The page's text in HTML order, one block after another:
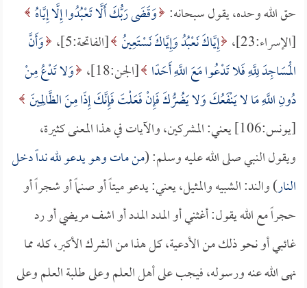
حق الله وحده، يقول سبحانه: وَقَضَى رَبُّكَ أَلَّا تَعْبُدُوا إِلَّا إِيَّاهُ
[الإسراء:23]،
إِيَّاكَ نَعْبُدُ وَإِيَّاكَ نَسْتَعِينُ [الفاتحة:5]،
وَأَنَّ
الْمَسَاجِدَ لِلَّهِ فَلا تَدْعُوا مَعَ اللَّهِ أَحَدًا [الجن:18]،
وَلا تَدْعُ مِنْ
دُونِ اللَّهِ مَا لا يَنْفَعُكَ وَلا يَضُرُّكَ فَإِنْ فَعَلْتَ فَإِنَّكَ إِذًا مِنَ الظَّالِمِينَ
[يونس:106] يعني: المشركين، والآيات في هذا المعنى كثيرة،
ويقول النبي صلى الله عليه وسلم: (من مات وهو يدعو لله نداً دخل
النار) والند: الشبيه والمثيل، يعني: يدعو ميتاً أو صنماً أو شجراً أو
حجراً مع الله يقول: أغثني أو المدد المدد أو اشف مريضي أو رد
غائبي أو نحو ذلك من الأدعية، كل هذا من الشرك الأكبر، كله مما
نهى الله عنه ورسوله، فيجب على أهل العلم وعلى طلبة العلم وعلى